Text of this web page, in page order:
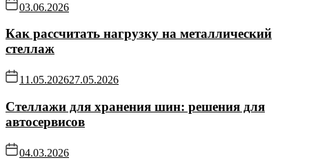
03.06.2026
Как рассчитать нагрузку на металлический
стеллаж
11.05.202627.05.2026
Стеллажи для хранения шин: решения для
автосервисов
04.03.2026